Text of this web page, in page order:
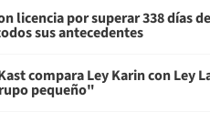
licencia por superar 338 días
sus antecedentes
compara Ley Karin con Ley
pequeño"